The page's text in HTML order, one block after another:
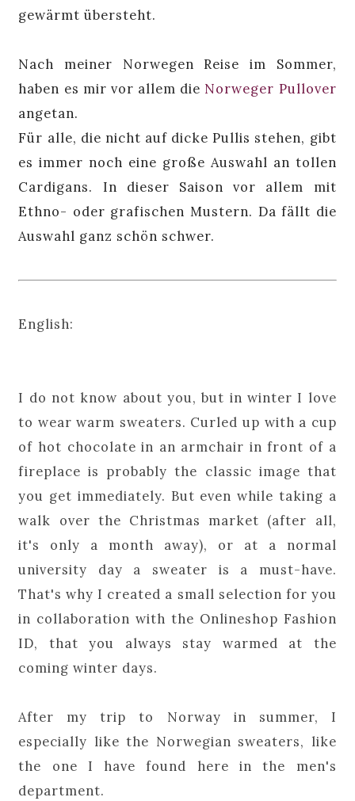
gewärmt übersteht.
Nach meiner Norwegen Reise im Sommer,
haben es mir vor allem die Norweger Pullover
angetan.
Für alle, die nicht auf dicke Pullis stehen, gibt
es immer noch eine große Auswahl an tollen
Cardigans. In dieser Saison vor allem mit
Ethno- oder grafischen Mustern. Da fällt die
Auswahl ganz schön schwer.
English:
I do not know about you, but in winter I love
to wear warm sweaters. Curled up with a cup
of hot chocolate in an armchair in front of a
fireplace is probably the classic image that
you get immediately. But even while taking a
walk over the Christmas market (after all,
it's only a month away), or at a normal
university day a sweater is a must-have.
That's why I created a small selection for you
in collaboration with the Onlineshop Fashion
ID, that you always stay warmed at the
coming winter days.
After my trip to Norway in summer, I
especially like the Norwegian sweaters, like
the one I have found here in the men's
department.